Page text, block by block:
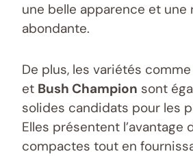
une belle apparence et une
abondante.
De plus, les variétés comme
et Bush Champion sont
solides candidats pour les
Elles présentent l’avantage
compactes tout en